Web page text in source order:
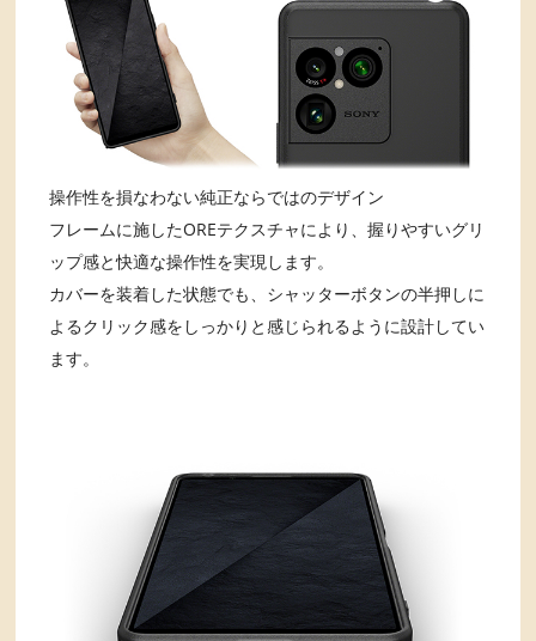
操作性を損なわない純正ならではのデザイン
フレームに施したOREテクスチャにより、握りやすいグリ
ップ感と快適な操作性を実現します。
カバーを装着した状態でも、シャッターボタンの半押しに
よるクリック感をしっかりと感じられるように設計してい
ます。